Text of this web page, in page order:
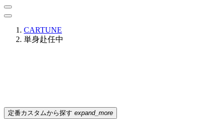
CARTUNE
単身赴任中
定番カスタムから探す expand_more